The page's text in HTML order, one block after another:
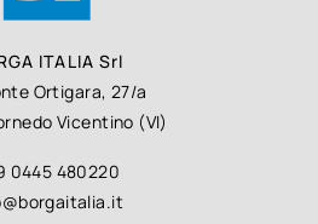
ITALIA Srl
Ortigara, 27/a
Vicentino (VI)
0445 480220